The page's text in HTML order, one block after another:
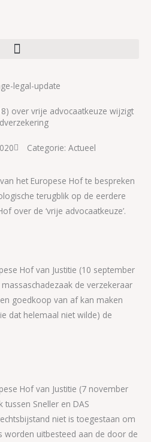
over vrije advocaatkeuze wijzigt
Categorie: Actueel
het Europese Hof te bespreken
terugblik op de eerdere
over de ‘vrije advocaatkeuze’.
Hof van Justitie (10 september
de verzekeraar
goedkoop van af kan maken
dat helemaal niet wilde) de
Hof van Justitie (7 november
tussen Sneller en DAS
niet is toegestaan om
worden uitbesteed aan de door de